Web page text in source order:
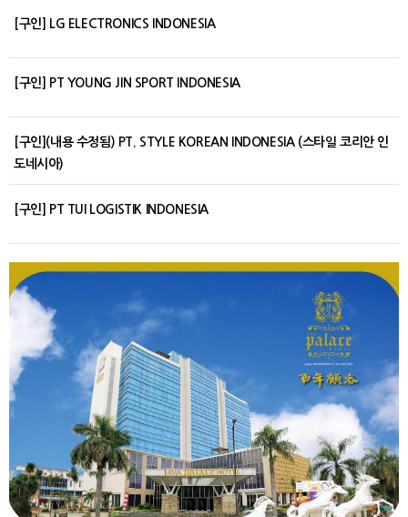
[구인] LG ELECTRONICS INDONESIA
[구인] PT YOUNG JIN SPORT INDONESIA
[구인](내용 수정됨) PT. STYLE KOREAN INDONESIA (스타일 코리안 인
도네시아)
[구인] PT TUI LOGISTIK INDONESIA